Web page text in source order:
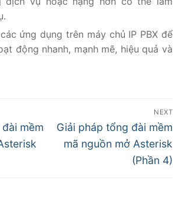
ứng dụng trên máy chủ IP PBX để
động nhanh, mạnh mẽ, hiệu quả và
mềm
NEXT
Giải pháp tổng đài mềm
mã nguồn mở Asterisk
(Phần 4)